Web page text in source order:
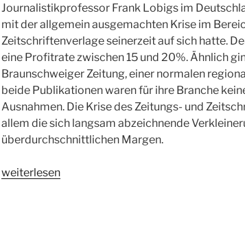
Journalistikprofessor Frank Lobigs im
mit der allgemein ausgemachten Krise im
Zeitschriftenverlage seinerzeit auf sich hatte.
eine Profitrate zwischen 15 und 20%. Ähnlich
Braunschweiger Zeitung, einer normalen
beide Publikationen waren für ihre Branche
Ausnahmen. Die Krise des Zeitungs- und
allem die sich langsam abzeichnende
überdurchschnittlichen Margen.
„Arbeitsministerium
weiterlesen